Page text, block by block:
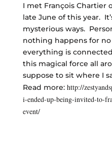
I met François Chartier
late June of this year.
mysterious ways.
nothing happens for
everything is
this magical force all
suppose to sit where I
Read more: http://
i-ended-up-being-invited-to-
event/